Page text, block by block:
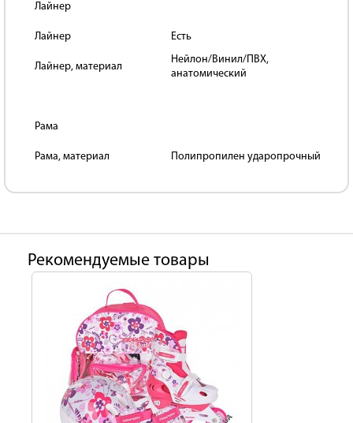
Лайнер
Лайнер Есть
Лайнер, материал
Нейлон/Винил/ПВХ,
анатомический
Рама
Рама, материал Полипропилен ударопрочный
Рекомендуемые товары